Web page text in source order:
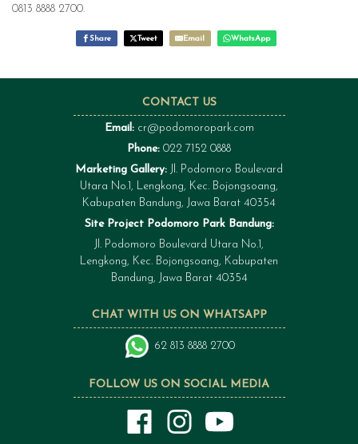
0813 8888 2700.
Share Tweet Email WhatsApp
FOLLOW US ON SOCIAL MEDIA
CHAT WITH US ON WHATSAPP
62 813 8888 2700
CONTACT US
Email: cr@podomoropark.com
Phone: 022 7152 0888
Marketing Gallery: Jl. Podomoro Boulevard
Utara No.1, Lengkong, Kec. Bojongsoang,
Kabupaten Bandung, Jawa Barat 40354
Site Project Podomoro Park Bandung:
Jl. Podomoro Boulevard Utara No.1,
Lengkong, Kec. Bojongsoang, Kabupaten
Bandung, Jawa Barat 40354